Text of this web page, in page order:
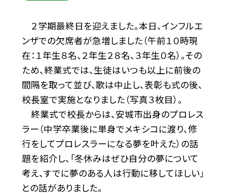
２学期最終日を迎えました。本日、インフルエ
ンザでの欠席者が急増しました（午前１０時現
在：１年生８名、２年生２８名、３年生０名）。その
ため、終業式では、生徒はいつも以上に前後の
間隔を取って並び、歌は中止し、表彰も式の後、
校長室で実施となりました（写真３枚目）。
終業式で校長からは、安城市出身のプロレス
ラー（中学卒業後に単身でメキシコに渡り、修
行をしてプロレスラーになる夢を叶えた）の話
題を紹介し、「冬休みはぜひ自分の夢について
考え、すでに夢のある人は行動に移してほしい」
との話がありました。